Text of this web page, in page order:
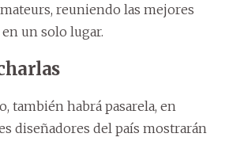
reuniendo las mejores
un solo lugar.
también habrá pasarela, en
diseñadores del país mostrarán